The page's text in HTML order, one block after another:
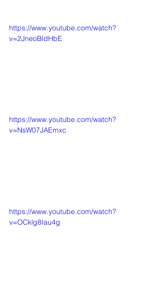
https://www.youtube.com/watch?
v=2JneoBIdHbE
https://www.youtube.com/watch?
v=NsW07JAEmxc
https://www.youtube.com/watch?
v=OCklg8Iau4g